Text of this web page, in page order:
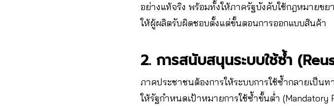
อย่างแท้จริง พร้อมทั้งให้ภาครัฐบังคับใช้กฎหมายขย
ให้ผู้ผลิตรับผิดชอบตั้งแต่ขั้นตอนการออกแบบสินค้า
2. การสนับสนุนระบบใช้ซ้ำ
ภาคประชาชนต้องการให้ระบบการใช้ซ้ำกลายเป็นท
ให้รัฐกำหนดเป้าหมายการใช้ซ้ำขั้นต่ำ (Mandatory